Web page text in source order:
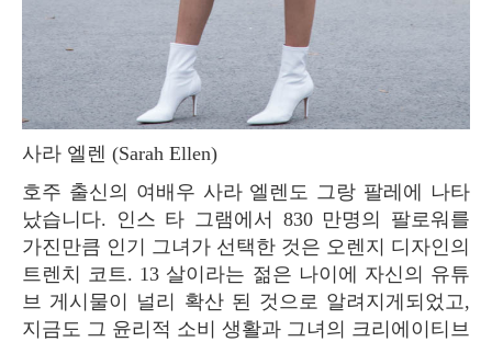
사라 엘렌 (Sarah Ellen)
호주 출신의 여배우 사라 엘렌도 그랑 팔레에 나타
났습니다. 인스 타 그램에서 830 만명의 팔로워를
가진만큼 인기 그녀가 선택한 것은 오렌지 디자인의
트렌치 코트. 13 살이라는 젊은 나이에 자신의 유튜
브 게시물이 널리 확산 된 것으로 알려지게되었고,
지금도 그 윤리적 소비 생활과 그녀의 크리에이티브